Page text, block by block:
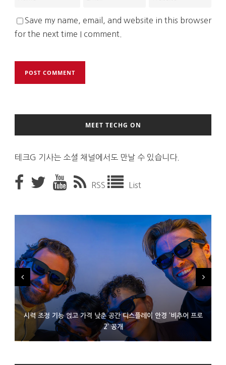
Save my name, email, and website in this browser
for the next time I comment.
MEET TECHG ON
테크G 기사는 소셜 채널에서도 만날 수 있습니다.
RSS List
시력 조정 기능 얹고 가격 낮춘 공간 디스플레이 안경 ‘비추어 프로
2’ 공개
D램 부족에 10억달러어치 아이폰18 프로세서 패키징 대기 중
300~400달러 반지형 스피커 준비하는 오픈AI